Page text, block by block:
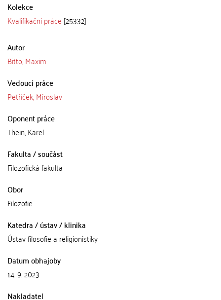
Kolekce
Kvalifikační práce [25332]
Autor
Bitto, Maxim
Vedoucí práce
Petříček, Miroslav
Oponent práce
Thein, Karel
Fakulta / součást
Filozofická fakulta
Obor
Filozofie
Katedra / ústav / klinika
Ústav filosofie a religionistiky
Datum obhajoby
14. 9. 2023
Nakladatel